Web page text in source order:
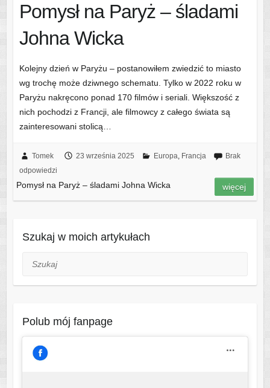
Pomysł na Paryż – śladami
Johna Wicka
Kolejny dzień w Paryżu – postanowiłem zwiedzić to miasto
wg trochę może dziwnego schematu. Tylko w 2022 roku w
Paryżu nakręcono ponad 170 filmów i seriali. Większość z
nich pochodzi z Francji, ale filmowcy z całego świata są
zainteresowani stolicą…
Tomek 23 września 2025 Europa, Francja
Brak
odpowiedzi
Pomysł na Paryż – śladami Johna Wicka więcej
Szukaj w moich artykułach
Szukaj
Polub mój fanpage